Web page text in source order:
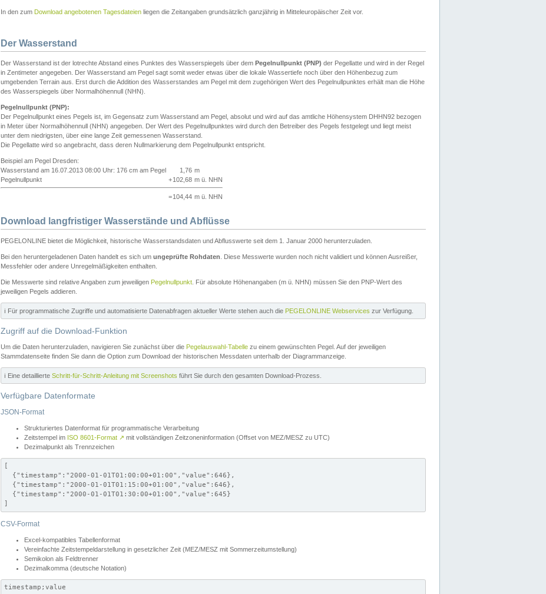
In den zum Download angebotenen Tagesdateien liegen die Zeitangaben grundsätzlich ganzjährig in Mitteleuropäischer Zeit vor.
Der Wasserstand
Der Wasserstand ist der lotrechte Abstand eines Punktes des Wasserspiegels über dem Pegelnullpunkt (PNP) der Pegellatte und wird in der Regel
in Zentimeter angegeben. Der Wasserstand am Pegel sagt somit weder etwas über die lokale Wassertiefe noch über den Höhenbezug zum
umgebenden Terrain aus. Erst durch die Addition des Wasserstandes am Pegel mit dem zugehörigen Wert des Pegelnullpunktes erhält man die Höhe
des Wasserspiegels über Normalhöhennull (NHN).
Pegelnullpunkt (PNP):
Der Pegelnullpunkt eines Pegels ist, im Gegensatz zum Wasserstand am Pegel, absolut und wird auf das amtliche Höhensystem DHHN92 bezogen
in Meter über Normalhöhennull (NHN) angegeben. Der Wert des Pegelnullpunktes wird durch den Betreiber des Pegels festgelegt und liegt meist
unter dem niedrigsten, über eine lange Zeit gemessenen Wasserstand.
Die Pegellatte wird so angebracht, dass deren Nullmarkierung dem Pegelnullpunkt entspricht.
Beispiel am Pegel Dresden:
Wasserstand am 16.07.2013 08:00 Uhr: 176 cm am Pegel
1,76 m
Pegelnullpunkt
+102,68 m ü. NHN
=104,44 m ü. NHN
Download langfristiger Wasserstände und Abflüsse
PEGELONLINE bietet die Möglichkeit, historische Wasserstandsdaten und Abflusswerte seit dem 1. Januar 2000 herunterzuladen.
Bei den heruntergeladenen Daten handelt es sich um ungeprüfte Rohdaten . Diese Messwerte wurden noch nicht validiert und können Ausreißer,
Messfehler oder andere Unregelmäßigkeiten enthalten.
Die Messwerte sind relative Angaben zum jeweiligen Pegelnullpunkt . Für absolute Höhenangaben (m ü. NHN) müssen Sie den PNP-Wert des
jeweiligen Pegels addieren.
ℹ️ Für programmatische Zugriffe und automatisierte Datenabfragen aktueller Werte stehen auch die PEGELONLINE Webservices zur Verfügung.
Zugriff auf die Download-Funktion
Um die Daten herunterzuladen, navigieren Sie zunächst über die Pegelauswahl-Tabelle zu einem gewünschten Pegel. Auf der jeweiligen
Stammdatenseite finden Sie dann die Option zum Download der historischen Messdaten unterhalb der Diagrammanzeige.
ℹ️ Eine detaillierte Schritt-für-Schritt-Anleitung mit Screenshots führt Sie durch den gesamten Download-Prozess.
Verfügbare Datenformate
JSON-Format
Strukturiertes Datenformat für programmatische Verarbeitung
Zeitstempel im ISO 8601-Format ↗ mit vollständigen Zeitzoneninformation (Offset von MEZ/MESZ zu UTC)
Dezimalpunkt als Trennzeichen
[
  {"timestamp":"2000-01-01T01:00:00+01:00","value":646},
  {"timestamp":"2000-01-01T01:15:00+01:00","value":646},
  {"timestamp":"2000-01-01T01:30:00+01:00","value":645}
]
CSV-Format
Excel-kompatibles Tabellenformat
Vereinfachte Zeitstempeldarstellung in gesetzlicher Zeit (MEZ/MESZ mit Sommerzeitumstellung)
Semikolon als Feldtrenner
Dezimalkomma (deutsche Notation)
timestamp;value